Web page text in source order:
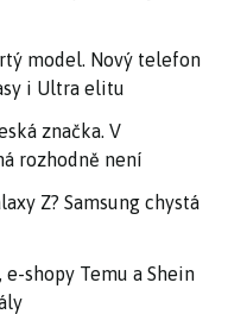
model. Nový telefon
i Ultra elitu
značka. V
rozhodně není
Z? Samsung chystá
shopy Temu a Shein